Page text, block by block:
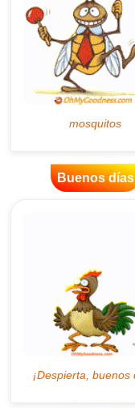
Buenos días